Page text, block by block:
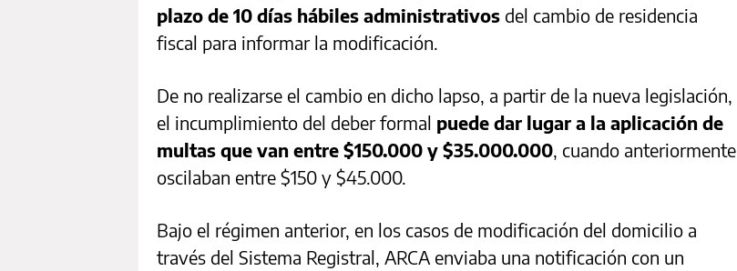
plazo de 10 días hábiles administrativos del cambio de residencia
fiscal para informar la modificación.
De no realizarse el cambio en dicho lapso, a partir de la nueva legislación,
el incumplimiento del deber formal puede dar lugar a la aplicación de
multas que van entre $150.000 y $35.000.000, cuando anteriormente
oscilaban entre $150 y $45.000.
Bajo el régimen anterior, en los casos de modificación del domicilio a
través del Sistema Registral, ARCA enviaba una notificación con un